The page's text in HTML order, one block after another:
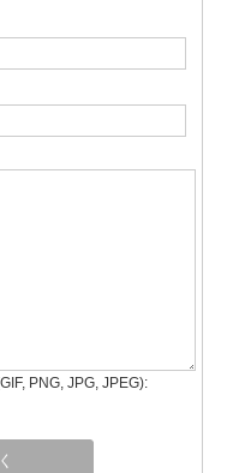
PNG, JPG, JPEG):